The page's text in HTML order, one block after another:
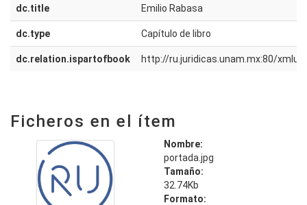
dc.title Emilio Rabasa
dc.type Capítulo de libro
dc.relation.ispartofbook http://ru.juridicas.unam.mx:80/
Ficheros en el ítem
Nombre:
portada.jpg
Tamaño:
32.74Kb
Formato: